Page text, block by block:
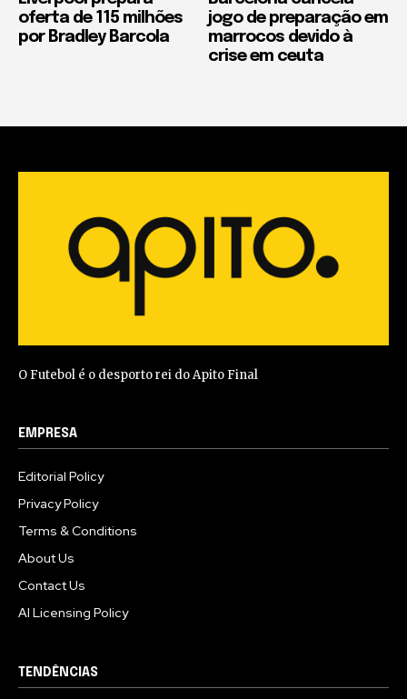
oferta de 115 milhões
por Bradley Barcola
jogo de preparação em
marrocos devido à
crise em ceuta
O Futebol é o desporto rei do Apito Final
EMPRESA
Editorial Policy
Privacy Policy
Terms & Conditions
About Us
Contact Us
AI Licensing Policy
TENDÊNCIAS